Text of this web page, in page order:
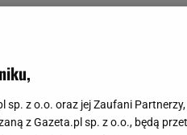
sp. z o.o. oraz jej Zaufani
z Gazeta.pl sp. z o.o., będą